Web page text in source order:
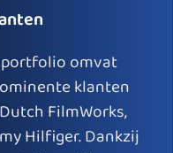
omvat
klanten
FilmWorks,
Hilfiger. Dankzij